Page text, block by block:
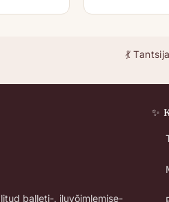
💃
balleti-, iluvõimlemise-
✨